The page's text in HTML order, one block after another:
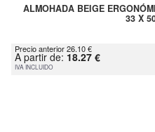
ALMOHADA BEIGE
33 X
Precio anterior 26.10 €
A partir de: 18.27 €
IVA INCLUIDO